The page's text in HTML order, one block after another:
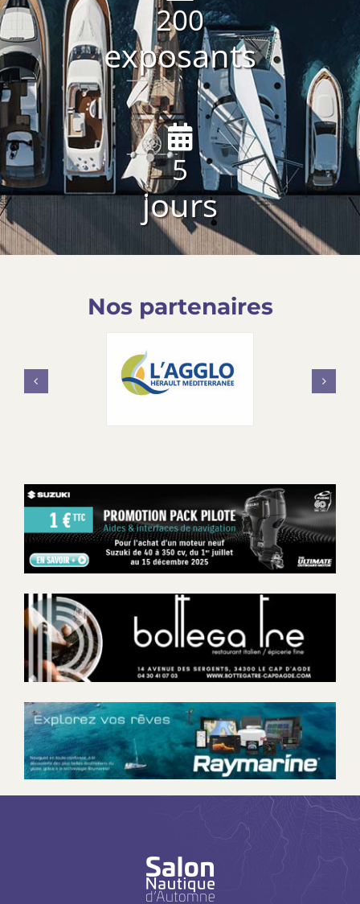
200
exposants
5
jours
Nos partenaires